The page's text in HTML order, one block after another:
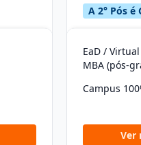
A 2° Pós é
EaD / Virtual
MBA (pós-
Campus
Ver